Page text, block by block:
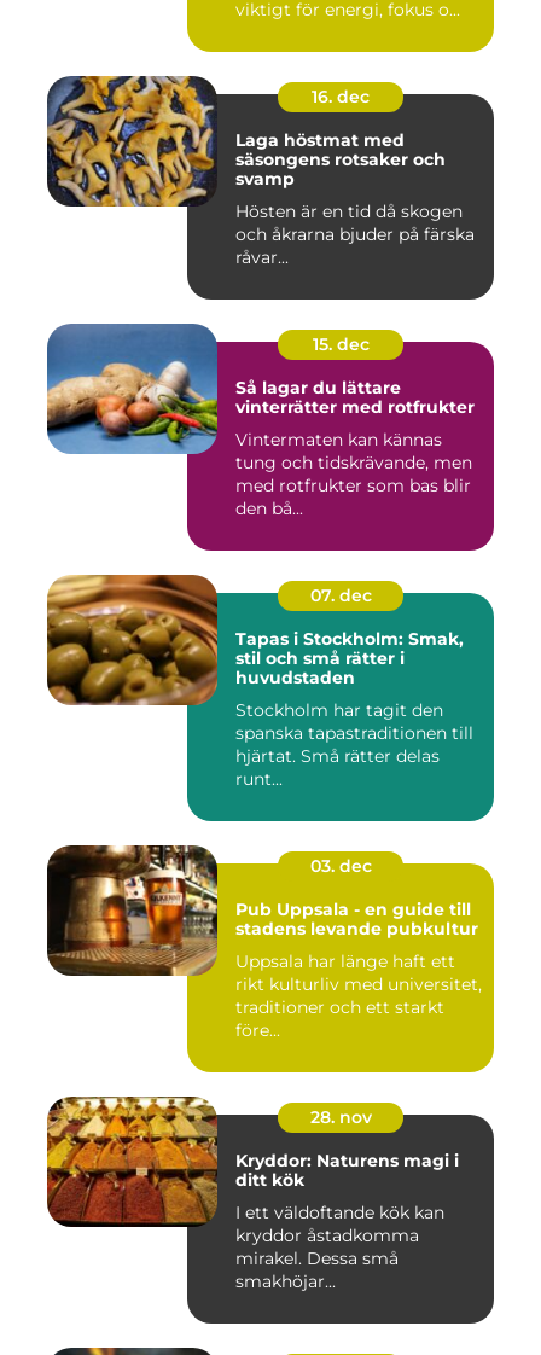
viktigt för energi, fokus o...
16. dec
Laga höstmat med
säsongens rotsaker och
svamp
Hösten är en tid då skogen
och åkrarna bjuder på färska
råvar...
15. dec
Så lagar du lättare
vinterrätter med rotfrukter
Vintermaten kan kännas
tung och tidskrävande, men
med rotfrukter som bas blir
den bå...
07. dec
Tapas i Stockholm: Smak,
stil och små rätter i
huvudstaden
Stockholm har tagit den
spanska tapastraditionen till
hjärtat. Små rätter delas
runt...
03. dec
Pub Uppsala - en guide till
stadens levande pubkultur
Uppsala har länge haft ett
rikt kulturliv med universitet,
traditioner och ett starkt
före...
28. nov
Kryddor: Naturens magi i
ditt kök
I ett väldoftande kök kan
kryddor åstadkomma
mirakel. Dessa små
smakhöjar...